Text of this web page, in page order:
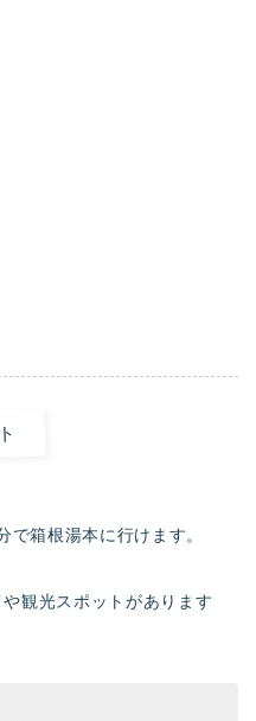
箱根湯本に行けます。
観光スポットがあります